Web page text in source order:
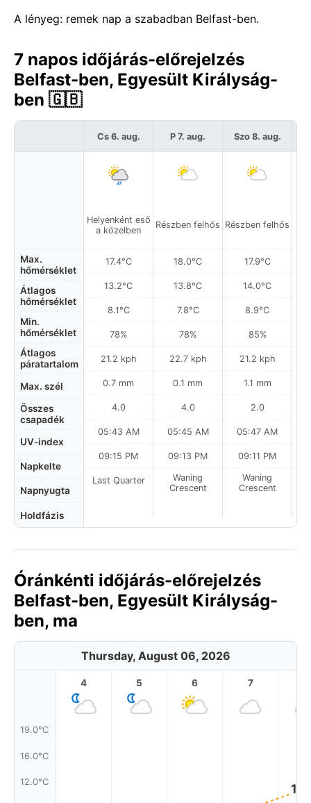
A lényeg: remek nap a szabadban Belfast-ben.
7 napos időjárás-előrejelzés
Belfast-ben, Egyesült Királyság-
ben 🇬🇧
Max.
hőmérséklet
Átlagos
hőmérséklet
Min.
hőmérséklet
Átlagos
páratartalom
Max. szél
Összes
csapadék
UV-index
Napkelte
Napnyugta
Holdfázis
Cs 6. aug.
Helyenként eső
a közelben
17.4°C
13.2°C
8.1°C
78%
21.2 kph
0.7 mm
4.0
05:43 AM
09:15 PM
Last Quarter
P 7. aug.
Részben felhős
18.0°C
13.8°C
7.8°C
78%
22.7 kph
0.1 mm
4.0
05:45 AM
09:13 PM
Waning
Crescent
Szo 8. aug.
Részben felhős
17.9°C
14.0°C
8.9°C
85%
21.2 kph
1.1 mm
2.0
05:47 AM
09:11 PM
Waning
Crescent
Óránkénti időjárás-előrejelzés
Belfast-ben, Egyesült Királyság-
ben, ma
Thursday, August 06, 2026
19.0°C
16.0°C
12.0°C
4 5 6 7